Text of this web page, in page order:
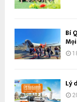
Bí
Lý